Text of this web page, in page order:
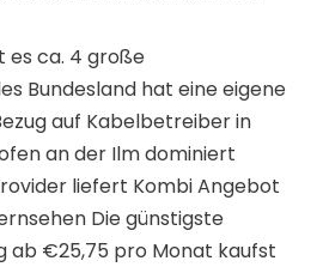
es ca. 4 große
Bundesland hat eine eigene
auf Kabelbetreiber in
an der Ilm dominiert
liefert Kombi Angebot
Die günstigste
ab €25,75 pro Monat kaufst